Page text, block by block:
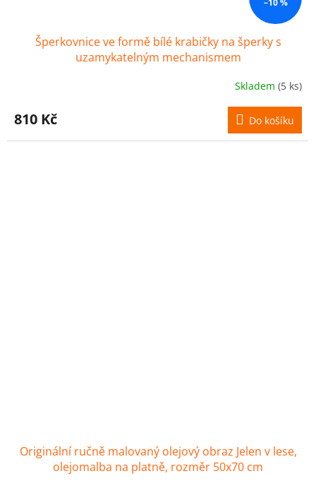
–10 %
Šperkovnice ve formě bílé krabičky na šperky s
uzamykatelným mechanismem
Skladem (5 ks)
810 Kč Do košíku
Originální ručně malovaný olejový obraz Jelen v lese,
olejomalba na platně, rozměr 50x70 cm